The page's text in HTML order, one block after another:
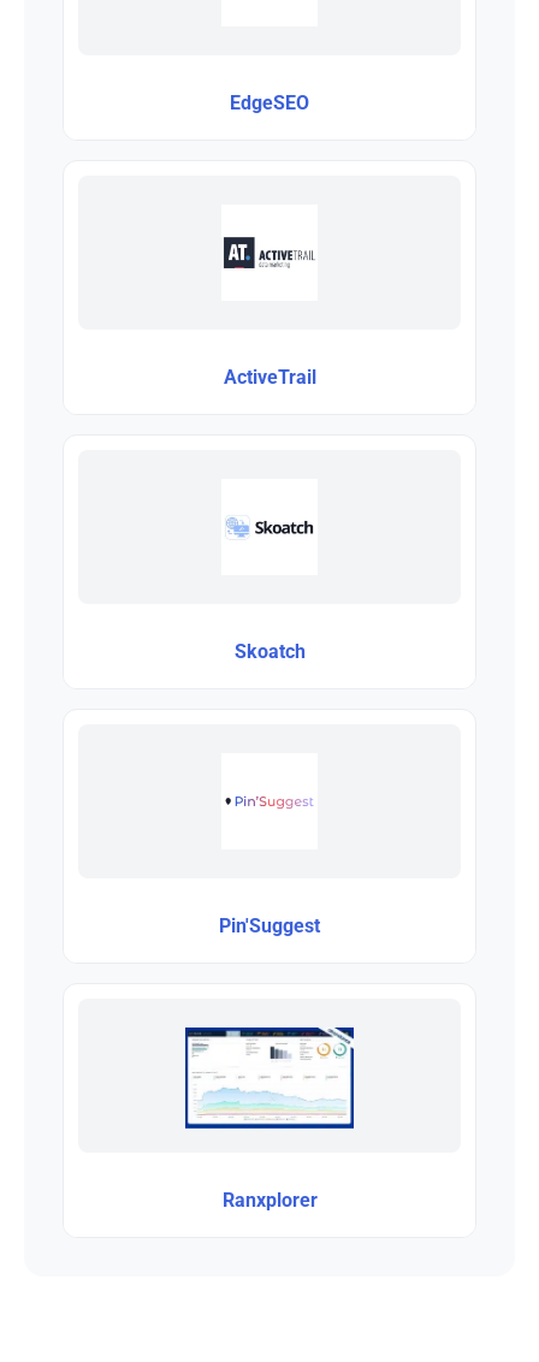
EdgeSEO
ActiveTrail
Skoatch
Pin'Suggest
Ranxplorer